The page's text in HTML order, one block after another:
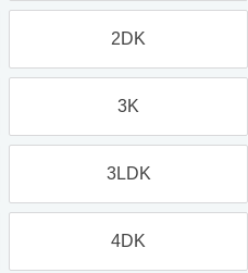
2DK
3K
3LDK
4DK